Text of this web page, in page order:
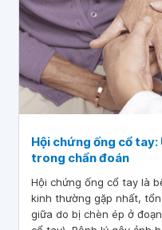
Hội chứng ống cổ
trong chẩn đoán
Hội chứng ống cổ tay là
kinh thường gặp nhất,
giữa do bị chèn ép ở